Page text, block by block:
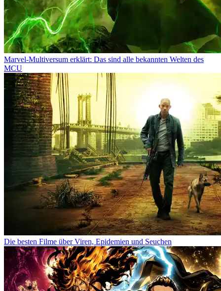
Marvel-Multiversum erklärt: Das sind alle bekannten Welten des
MCU
Die besten Filme über Viren, Epidemien und Seuchen